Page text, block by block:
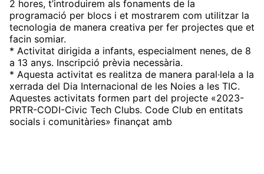
2 hores, t’introduirem als fonaments de la
programació per blocs i et mostrarem com utilitzar la
tecnologia de manera creativa per fer projectes que et
facin somiar.
* Activitat dirigida a infants, especialment nenes, de 8
a 13 anys. Inscripció prèvia necessària.
* Aquesta activitat es realitza de manera paral·lela a la
xerrada del Dia Internacional de les Noies a les TIC.
Aquestes activitats formen part del projecte «2023-
PRTR-CODI-Civic Tech Clubs. Code Club en entitats
socials i comunitàries» finançat amb